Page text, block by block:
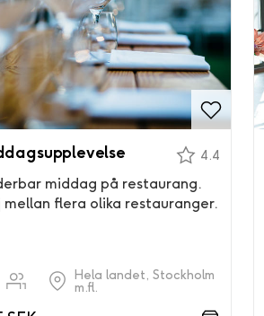
4.4
middag på restaurang.
mellan flera olika restauranger.
Hela landet, Stockholm
m.fl.